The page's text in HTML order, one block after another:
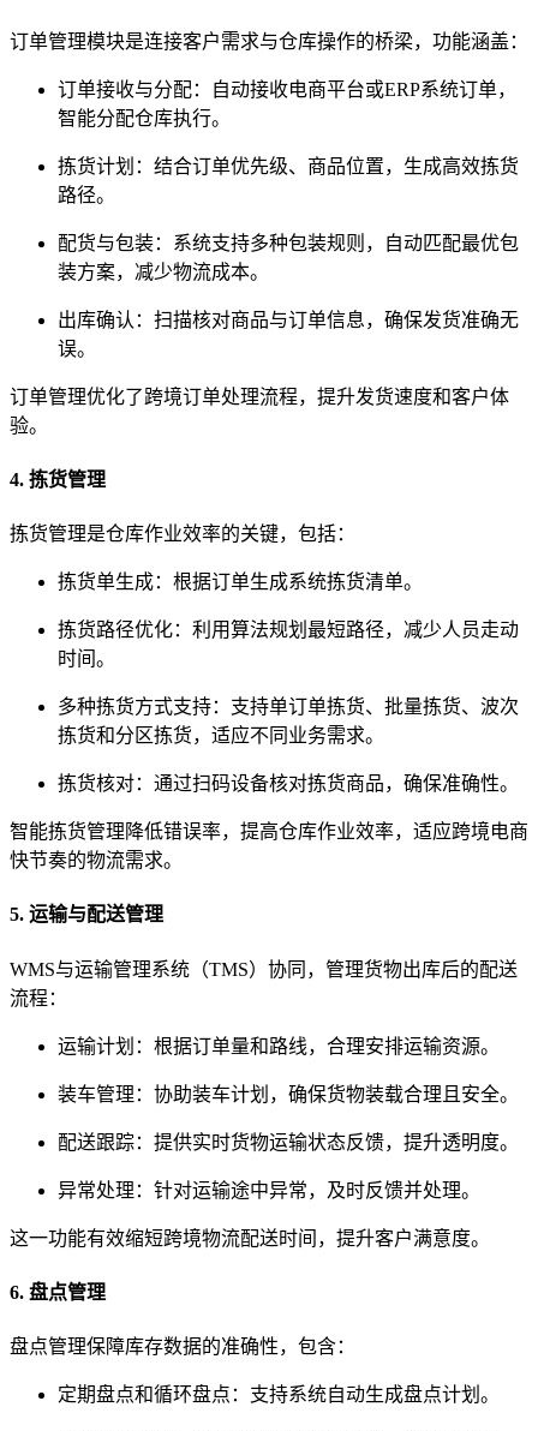
订单管理模块是连接客户需求与仓库操作的桥梁，功能涵盖：
订单接收与分配：自动接收电商平台或ERP系统订单，
智能分配仓库执行。
拣货计划：结合订单优先级、商品位置，生成高效拣货
路径。
配货与包装：系统支持多种包装规则，自动匹配最优包
装方案，减少物流成本。
出库确认：扫描核对商品与订单信息，确保发货准确无
误。
订单管理优化了跨境订单处理流程，提升发货速度和客户体
验。
4. 拣货管理
拣货管理是仓库作业效率的关键，包括：
拣货单生成：根据订单生成系统拣货清单。
拣货路径优化：利用算法规划最短路径，减少人员走动
时间。
多种拣货方式支持：支持单订单拣货、批量拣货、波次
拣货和分区拣货，适应不同业务需求。
拣货核对：通过扫码设备核对拣货商品，确保准确性。
智能拣货管理降低错误率，提高仓库作业效率，适应跨境电商
快节奏的物流需求。
5. 运输与配送管理
WMS与运输管理系统（TMS）协同，管理货物出库后的配送
流程：
运输计划：根据订单量和路线，合理安排运输资源。
装车管理：协助装车计划，确保货物装载合理且安全。
配送跟踪：提供实时货物运输状态反馈，提升透明度。
异常处理：针对运输途中异常，及时反馈并处理。
这一功能有效缩短跨境物流配送时间，提升客户满意度。
6. 盘点管理
盘点管理保障库存数据的准确性，包含：
定期盘点和循环盘点：支持系统自动生成盘点计划。